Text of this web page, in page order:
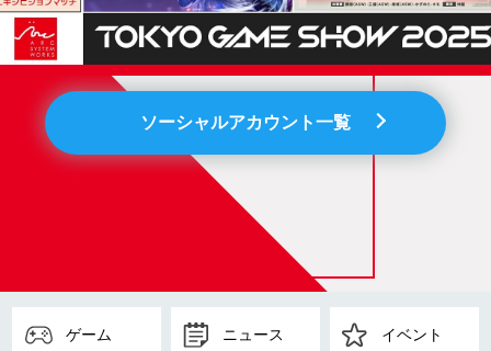
ソーシャルアカウント一覧
ゲーム ニュース イベント